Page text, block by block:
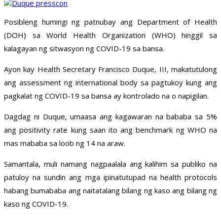
Posibleng humingi ng patnubay ang Department of Health
(DOH) sa World Health Organization (WHO) hinggil sa
kalagayan ng sitwasyon ng COVID-19 sa bansa.
Ayon kay Health Secretary Francisco Duque, III, makatutulong
ang assessment ng international body sa pagtukoy kung ang
pagkalat ng COVID-19 sa bansa ay kontrolado na o napigilan.
Dagdag ni Duque, umaasa ang kagawaran na bababa sa 5%
ang positivity rate kung saan ito ang benchmark ng WHO na
mas mababa sa loob ng 14 na araw.
Samantala, muli namang nagpaalala ang kalihim sa publiko na
patuloy na sundin ang mga ipinatutupad na health protocols
habang bumababa ang naitatalang bilang ng kaso ang bilang ng
kaso ng COVID-19.